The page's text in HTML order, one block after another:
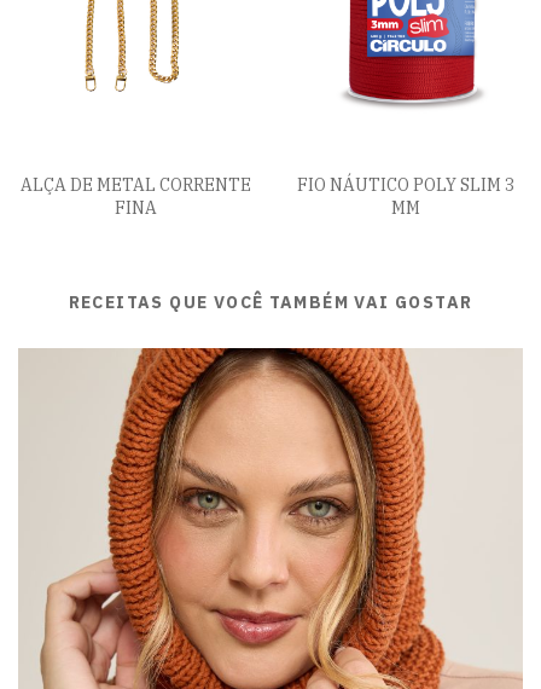
ALÇA DE METAL CORRENTE
FINA
FIO NÁUTICO POLY SLIM 3
MM
RECEITAS QUE VOCÊ TAMBÉM VAI GOSTAR